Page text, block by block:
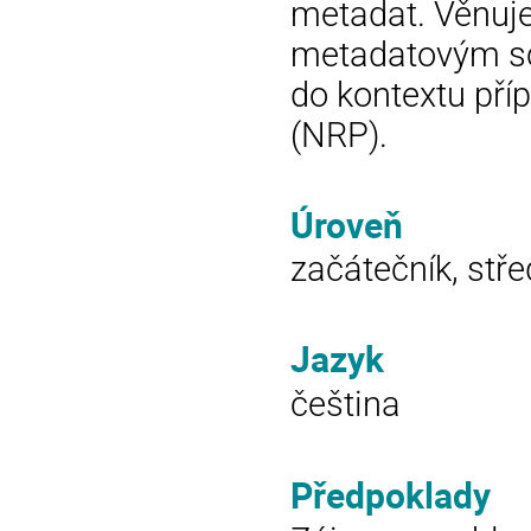
metadat.
metadatovým
do kontextu
(NRP).
Úroveň
začátečník,
Jazyk
čeština
Předpoklady